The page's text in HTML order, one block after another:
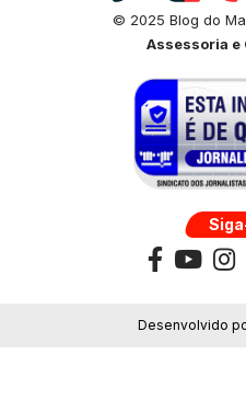
© 2025 Blog do
Assessoria e
Desenvolvido